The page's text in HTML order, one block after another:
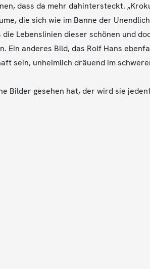
dass da mehr dahintersteckt.
die sich wie im Banne der
die Lebenslinien dieser schönen und
Ein anderes Bild, das Rolf Hans
sein, unheimlich dräuend im
Bilder gesehen hat, der wird sie